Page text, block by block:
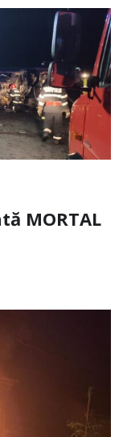
MORTAL